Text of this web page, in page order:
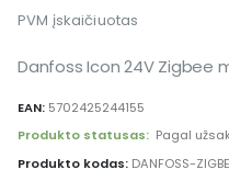
PVM įskaičiuotas
Danfoss Icon 24V Zigbee
EAN: 5702425244155
Produkto statusas: Pagal
Produkto kodas: DANFOSS-